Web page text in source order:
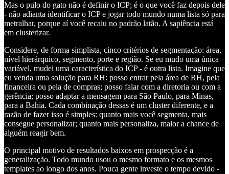
Mas o pulo do gato não é definir o ICP; é o que você faz depois dele
- não adianta identificar o ICP e jogar todo mundo numa lista só para
metralhar, porque aí você recaiu no padrão latão. A sapiência está
em clusterizar.
Considere, de forma simplista, cinco critérios de segmentação: área,
nível hierárquico, segmento, porte e região. Se eu mudo uma única
variável, mudei uma característica do ICP - é outra lista. Imagine que
eu venda uma solução para RH: posso entrar pela área de RH, pela
financeira ou pela de compras; posso falar com a diretoria ou com a
gerência; posso adaptar a mensagem para São Paulo, para Minas,
para a Bahia. Cada combinação dessas é um cluster diferente, e a
razão de fazer isso é simples: quanto mais você segmenta, mais
consegue personalizar; quanto mais personaliza, maior a chance de
alguém reagir bem.
O principal motivo de resultados baixos em prospecção é a
generalização. Todo mundo usou o mesmo formato e os mesmos
templates ao longo dos anos. Pouca gente investe o tempo devido -